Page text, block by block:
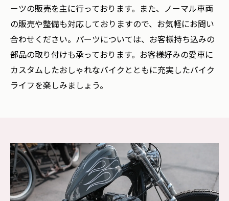
ーツの販売を主に行っております。また、ノーマル車両
の販売や整備も対応しておりますので、お気軽にお問い
合わせください。パーツについては、お客様持ち込みの
部品の取り付けも承っております。お客様好みの愛車に
カスタムしたおしゃれなバイクとともに充実したバイク
ライフを楽しみましょう。